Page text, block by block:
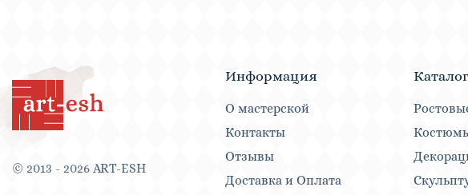
© 2013 - 2026 ART-ESH
Информация
О мастерской
Контакты
Отзывы
Доставка и Оплата
Каталог